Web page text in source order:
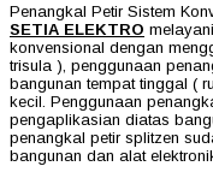
Penangkal Petir Sistem
SETIA ELEKTRO
konvensional dengan
trisula ), penggunaan
bangunan tempat tinggal (
kecil. Penggunaan
pengaplikasian diatas
penangkal petir splitzen
bangunan dan alat